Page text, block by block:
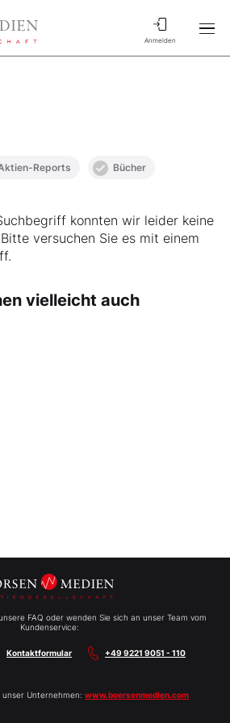
Anmelden
Reports Bücher
konnten wir leider keine
versuchen Sie es mit einem
vielleicht auch
FAQ oder wenden Sie sich an unser Team vom
Kundenservice:
Kontaktformular +49 9221 9051 - 110
Unternehmen: www.boersenmedien.com